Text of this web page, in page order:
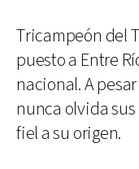
Tricampeón del
puesto a Entre
nacional. A
nunca olvida
fiel a su origen.